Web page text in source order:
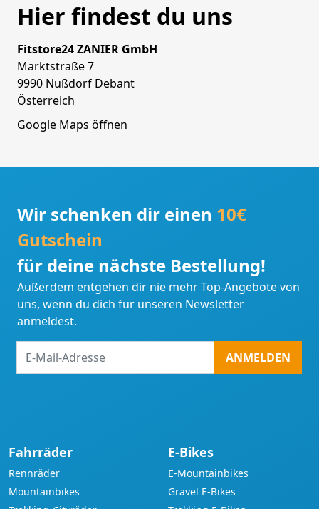
Hier findest du uns
Fitstore24 ZANIER GmbH
Marktstraße 7
9990 Nußdorf Debant
Österreich
Google Maps öffnen
Wir schenken dir einen 10€
Gutschein
für deine nächste Bestellung!
Außerdem entgehen dir nie mehr Top-Angebote von
uns, wenn du dich für unseren Newsletter
anmeldest.
Mail-
ANMELDEN
Fahrräder
Rennräder
Mountainbikes
E-Bikes
E-Mountainbikes
Gravel E-Bikes